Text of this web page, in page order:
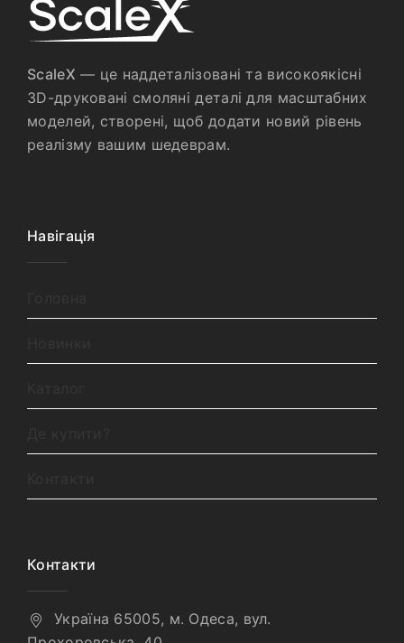
ScaleX — це наддеталізовані та високоякісні
3D-друковані смоляні деталі для масштабних
моделей, створені, щоб додати новий рівень
реалізму вашим шедеврам.
Навігація
Контакти
Україна 65005, м. Одеса, вул.